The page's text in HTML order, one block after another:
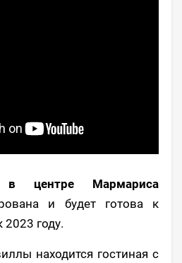
в центре Мармариса
и будет готова к
2023 году.
находится гостиная с